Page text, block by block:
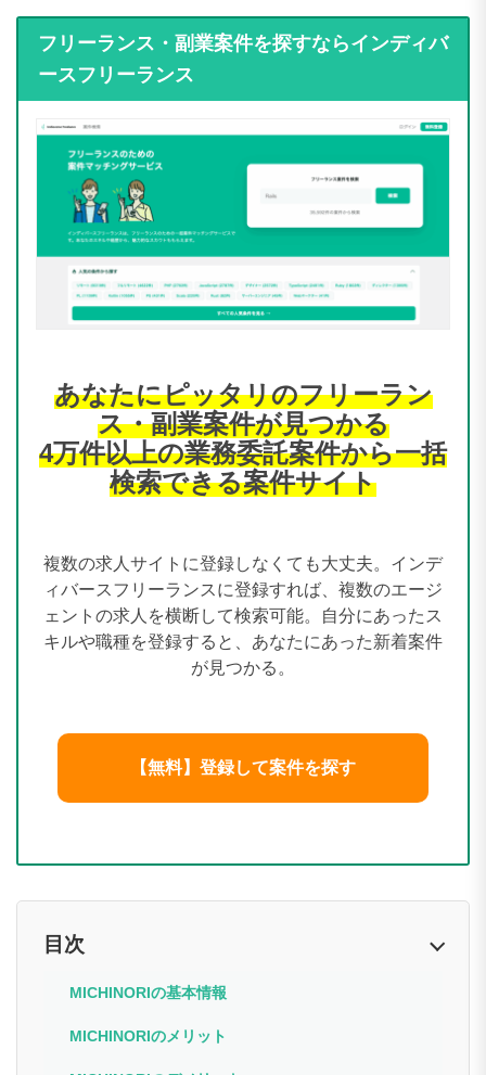
フリーランス・副業案件を探すならインディバ
ースフリーランス
あなたにピッタリのフリーラン
ス・副業案件が見つかる
4万件以上の業務委託案件から一括
検索できる案件サイト
複数の求人サイトに登録しなくても大丈夫。インデ
ィバースフリーランスに登録すれば、複数のエージ
ェントの求人を横断して検索可能。自分にあったス
キルや職種を登録すると、あなたにあった新着案件
が見つかる。
【無料】登録して案件を探す
目次
MICHINORIの基本情報
MICHINORIのメリット